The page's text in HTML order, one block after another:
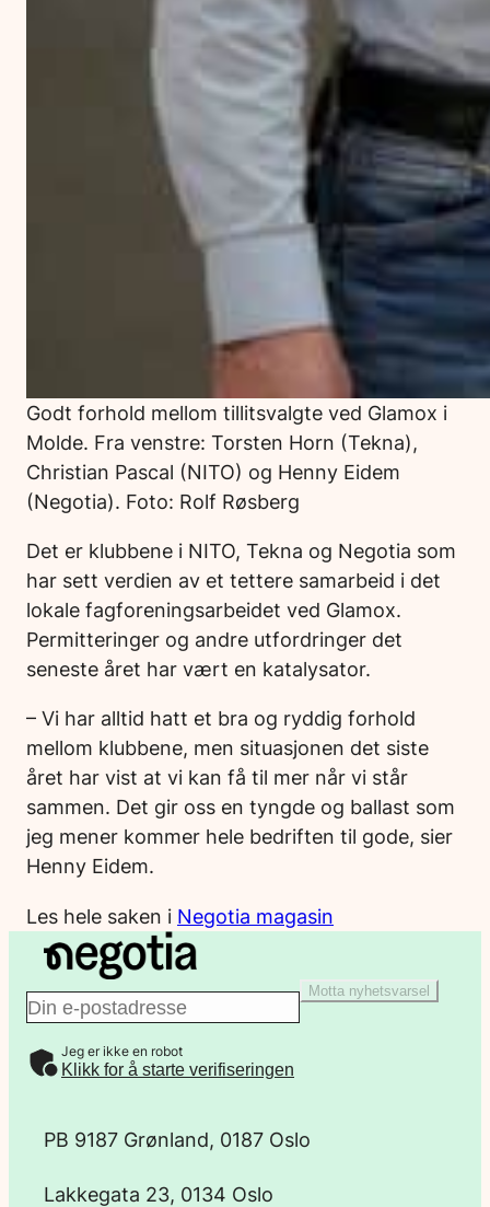
Godt forhold mellom tillitsvalgte ved Glamox i
Molde. Fra venstre: Torsten Horn (Tekna),
Christian Pascal (NITO) og Henny Eidem
(Negotia). Foto: Rolf Røsberg
Det er klubbene i NITO, Tekna og Negotia som
har sett verdien av et tettere samarbeid i det
lokale fagforeningsarbeidet ved Glamox.
Permitteringer og andre utfordringer det
seneste året har vært en katalysator.
– Vi har alltid hatt et bra og ryddig forhold
mellom klubbene, men situasjonen det siste
året har vist at vi kan få til mer når vi står
sammen. Det gir oss en tyngde og ballast som
jeg mener kommer hele bedriften til gode, sier
Henny Eidem.
Les hele saken i Negotia magasin
E
-
Motta nyhetsvarsel
Jeg er ikke en robot
Klikk for å starte verifiseringen
PB 9187 Grønland, 0187 Oslo
Lakkegata 23, 0134 Oslo